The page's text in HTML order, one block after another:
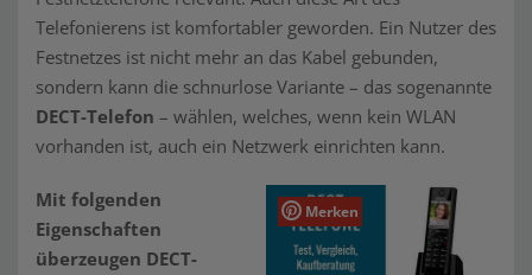
Telefonierens ist komfortabler geworden. Ein Nutzer des
Festnetzes ist nicht mehr an das Kabel gebunden,
sondern kann die schnurlose Variante – das sogenannte
DECT-Telefon – wählen, welches, wenn kein WLAN
vorhanden ist, auch ein Netzwerk einrichten kann.
Merken
Mit folgenden
Eigenschaften
überzeugen DECT-